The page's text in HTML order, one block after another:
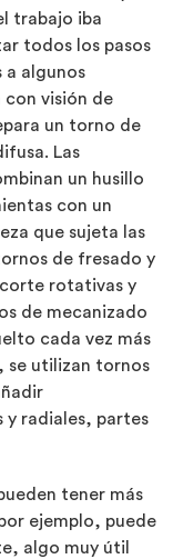
trabajo iba
todos los pasos
a algunos
visión de
un torno de
Las
un husillo
con un
que sujeta las
de fresado y
rotativas y
de mecanizado
cada vez más
se utilizan tornos
y radiales, partes
tener más
ejemplo, puede
algo muy útil